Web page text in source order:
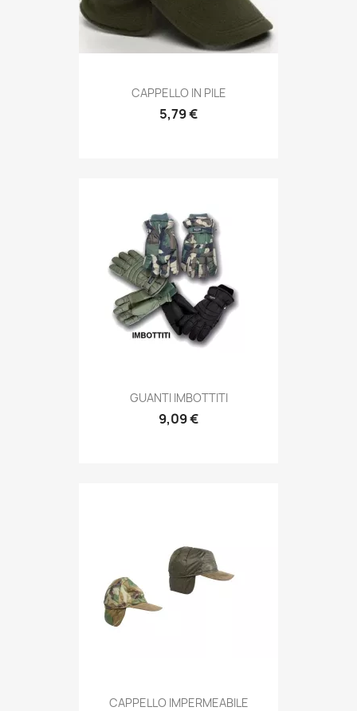
Anteprima
CAPPELLO IN PILE
5,79 €
Anteprima
GUANTI IMBOTTITI
9,09 €
Anteprima
CAPPELLO IMPERMEABILE